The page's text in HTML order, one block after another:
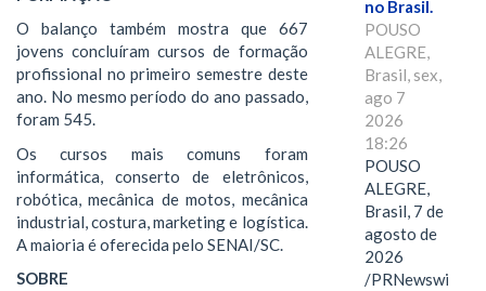
O balanço também mostra que 667
jovens concluíram cursos de formação
profissional no primeiro semestre deste
ano. No mesmo período do ano passado,
foram 545.
Os cursos mais comuns foram
informática, conserto de eletrônicos,
robótica, mecânica de motos, mecânica
industrial, costura, marketing e logística.
A maioria é oferecida pelo SENAI/SC.
SOBRE
no Brasil.
POUSO
ALEGRE,
Brasil, sex,
ago 7
2026
18:26
POUSO
ALEGRE,
Brasil, 7 de
agosto de
2026
/PRNewswire/